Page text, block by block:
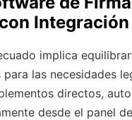
implica
las necesidades
directos,
desde el panel